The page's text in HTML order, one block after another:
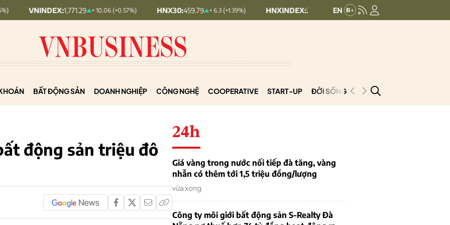
1,771.29 + 10.06 (+0.57%) HNX30: 459.79 + 6.3 (+1.39%) HNXINDEX:293.48 + 0.29 (+0.1%) UPCOMINDEX:
BẤT ĐỘNG SẢN DOANH NGHIỆP CÔNG NGHỆ COOPERATIVE START-UP ĐỜI SỐNG PODCAST
động sản triệu đô
24h
Giá vàng trong nước nối tiếp đà tăng, vàng
nhẫn có thêm tới 1,5 triệu đồng/lượng
vừa xong
Công ty môi giới bất động sản S-Realty Đà